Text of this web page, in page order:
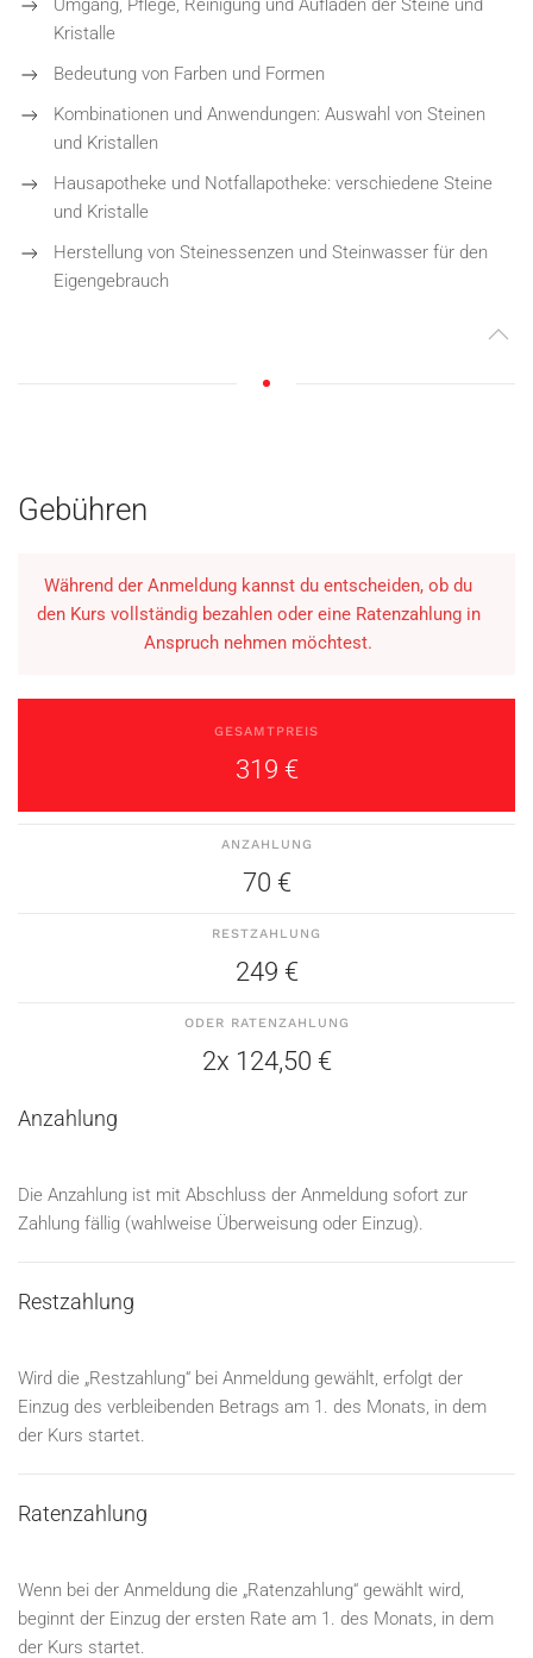
Kristalle
Bedeutung von Farben und Formen
Kombinationen und Anwendungen: Auswahl von Steinen
und Kristallen
Hausapotheke und Notfallapotheke: verschiedene Steine
und Kristalle
Herstellung von Steinessenzen und Steinwasser für den
Eigengebrauch
Gebühren
Während der Anmeldung kannst du entscheiden, ob du
den Kurs vollständig bezahlen oder eine Ratenzahlung in
Anspruch nehmen möchtest.
GESAMTPREIS
319 €
ANZAHLUNG
70 €
RESTZAHLUNG
249 €
ODER RATENZAHLUNG
2x 124,50 €
Anzahlung
Die Anzahlung ist mit Abschluss der Anmeldung sofort zur
Zahlung fällig (wahlweise Überweisung oder Einzug).
Restzahlung
Wird die „Restzahlung“ bei Anmeldung gewählt, erfolgt der
Einzug des verbleibenden Betrags am 1. des Monats, in dem
der Kurs startet.
Ratenzahlung
Wenn bei der Anmeldung die „Ratenzahlung“ gewählt wird,
beginnt der Einzug der ersten Rate am 1. des Monats, in dem
der Kurs startet.